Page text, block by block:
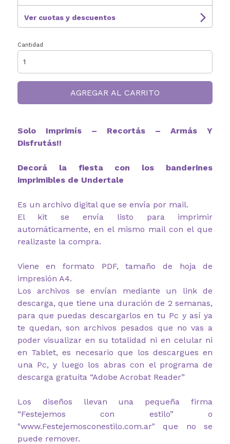
Ver cuotas y descuentos
Cantidad
AGREGAR AL CARRITO
Solo Imprimís – Recortás – Armás Y
Disfrutás!!
Decorá la fiesta con los banderines
imprimibles de Undertale
Es un archivo digital que se envía por mail.
El kit se envía listo para imprimir
automáticamente, en el mismo mail con el que
realizaste la compra.
Viene en formato PDF, tamaño de hoja de
impresión A4.
Los archivos se envían mediante un link de
descarga, que tiene una duración de 2 semanas,
para que puedas descargarlos en tu Pc y así ya
te quedan, son archivos pesados que no vas a
poder visualizar en su totalidad ni en celular ni
en Tablet, es necesario que los descargues en
una Pc, y luego los abras con el programa de
descarga gratuita “Adobe Acrobat Reader”
Los diseños llevan una pequeña firma
“Festejemos con estilo” o
"www.Festejemosconestilo.com.ar" que no se
puede remover.